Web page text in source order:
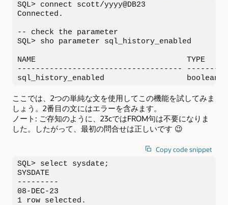
SQL> connect scott/yyyy@DB23
Connected.
-- check the parameter
SQL> sho parameter sql_history_enabled
NAME                                 TYPE
------------------------------------
sql_history_enabled                  boolean
ここでは、2つの単純な文を使用してこの機能を試してみま
しょう。2番目の文にはエラーを含みます。
ノート: ご存知のように、23cではFROM句は不要になりま
した。したがって、最初の問合せは正しいです 😉
Copy code snippet
SQL> select sysdate;
SYSDATE
---------
08-DEC-23
1 row selected.